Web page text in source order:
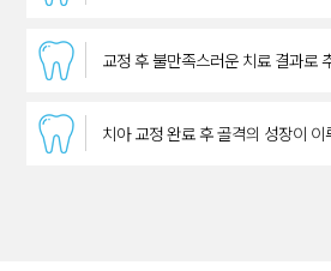
교정 후 불만족스러운 치료 결과로
치아 교정 완료 후 골격의 성장이